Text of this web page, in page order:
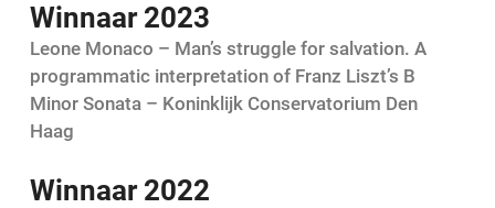
Winnaar 2023
Leone Monaco – Man’s struggle for salvation. A
programmatic interpretation of Franz Liszt’s B
Minor Sonata – Koninklijk Conservatorium Den
Haag
Winnaar 2022